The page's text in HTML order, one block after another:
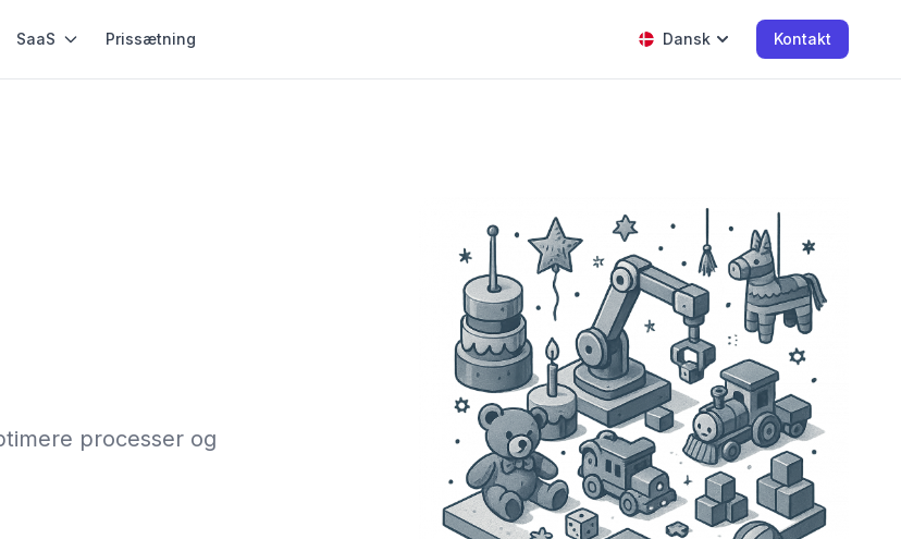
SaaS Prissætning Dansk Kontakt
processer og